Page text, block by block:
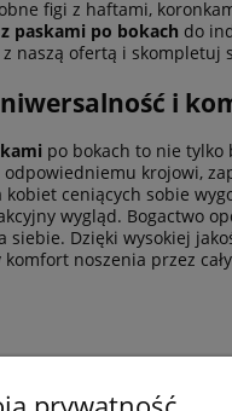
figi z haftami,
paskami po bokach do
naszą ofertą i skompletuj
i
po bokach to nie
odpowiedniemu krojowi,
ceniących sobie
wygląd. Bogactwo
siebie. Dzięki wysokiej
noszenia przez